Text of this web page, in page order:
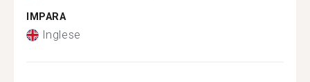
IMPARA
Inglese